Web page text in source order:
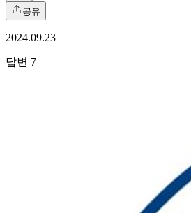
공유
2024.09.23
답변 7